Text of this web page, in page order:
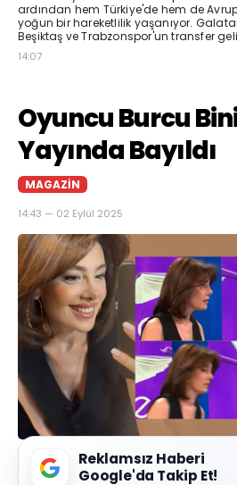
ardından hem Türkiye'de hem de
yoğun bir hareketlilik yaşanıyor.
Beşiktaş ve Trabzonspor'un transfer
14:07